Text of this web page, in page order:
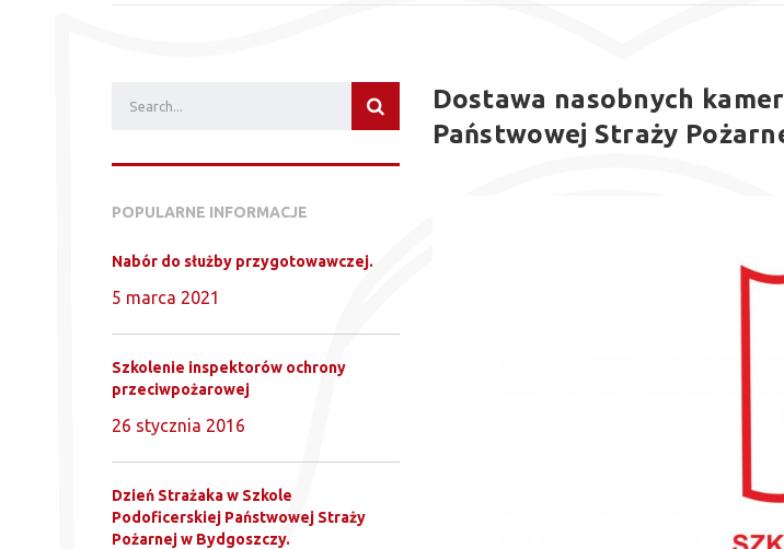
Dostawa nasobnych
Państwowej Straży
POPULARNE INFORMACJE
Nabór do służby przygotowawczej.
5 marca 2021
Szkolenie inspektorów ochrony
przeciwpożarowej
26 stycznia 2016
Dzień Strażaka w Szkole
Podoficerskiej Państwowej Straży
Pożarnej w Bydgoszczy.